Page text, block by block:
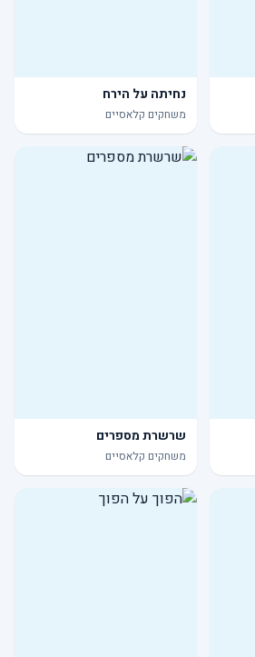
נחיתה על הירח
משחקים קלאסיים
שרשרת מספרים
משחקים קלאסיים